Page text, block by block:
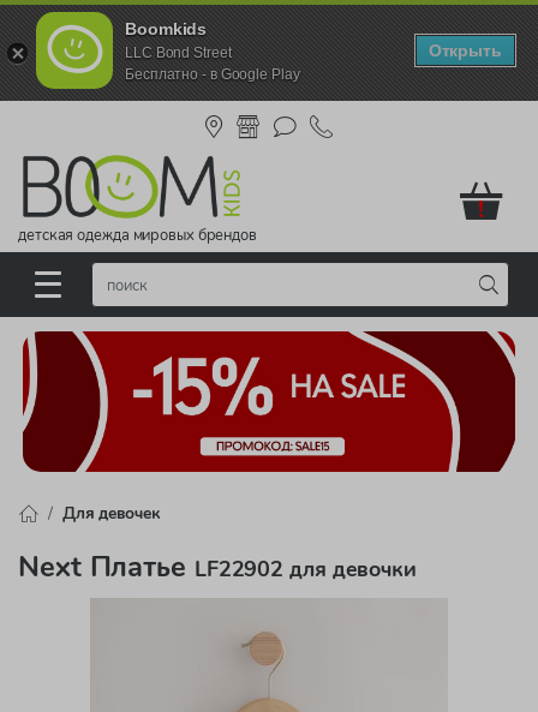
Boomkids
LLC Bond Street
Бесплатно - в Google Play
Открыть
детская одежда мировых брендов
!
Для девочек
Next Платье LF22902 для девочки